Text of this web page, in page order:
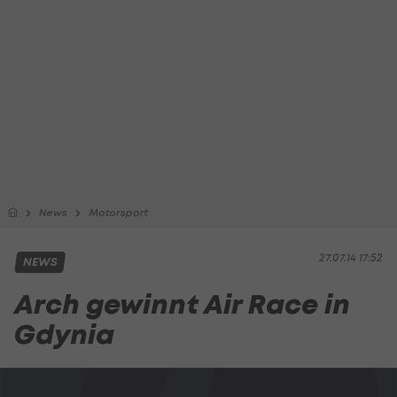
News Motorsport
27.07.14 17:52
NEWS
Arch gewinnt Air Race in
Gdynia